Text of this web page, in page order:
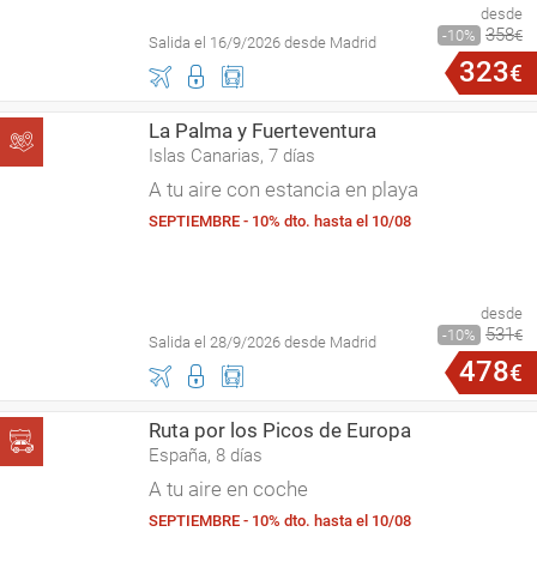
Salida el 16/9/2026 desde Madrid
desde
10
358€
323€
La Palma y Fuerteventura
Islas Canarias, 7 días
A tu aire con estancia en playa
SEPTIEMBRE - 10% dto. hasta el 10/08
Salida el 28/9/2026 desde Madrid
desde
10
531€
478€
Ruta por los Picos de Europa
España, 8 días
A tu aire en coche
SEPTIEMBRE - 10% dto. hasta el 10/08